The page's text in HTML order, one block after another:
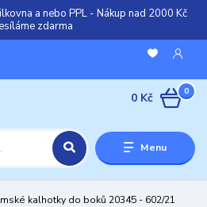
a nebo PPL - Nákup nad 2000 Kč
zdarma
Menu
0
0 Kč
kalhotky do boků 20345 - 602/21